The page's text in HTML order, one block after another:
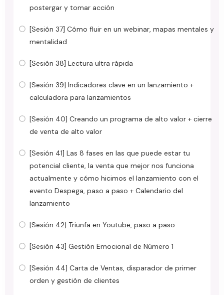
postergar y tomar acción
[Sesión 37] Cómo fluir en un webinar, mapas mentales y
mentalidad
[Sesión 38] Lectura ultra rápida
[Sesión 39] Indicadores clave en un lanzamiento +
calculadora para lanzamientos
[Sesión 40] Creando un programa de alto valor + cierre
de venta de alto valor
[Sesión 41] Las 8 fases en las que puede estar tu
potencial cliente, la venta que mejor nos funciona
actualmente y cómo hicimos el lanzamiento con el
evento Despega, paso a paso + Calendario del
lanzamiento
[Sesión 42] Triunfa en Youtube, paso a paso
[Sesión 43] Gestión Emocional de Número 1
[Sesión 44] Carta de Ventas, disparador de primer
orden y gestión de clientes